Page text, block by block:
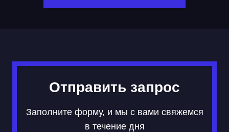
Отправить запрос
Заполните форму, и мы с вами свяжемся
в течение дня